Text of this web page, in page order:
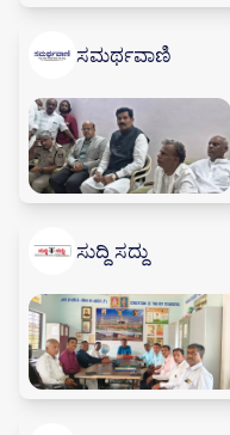
ಸಮರ್ಥವಾಣಿ
ಸುದ್ದಿ ಸದ್ದು